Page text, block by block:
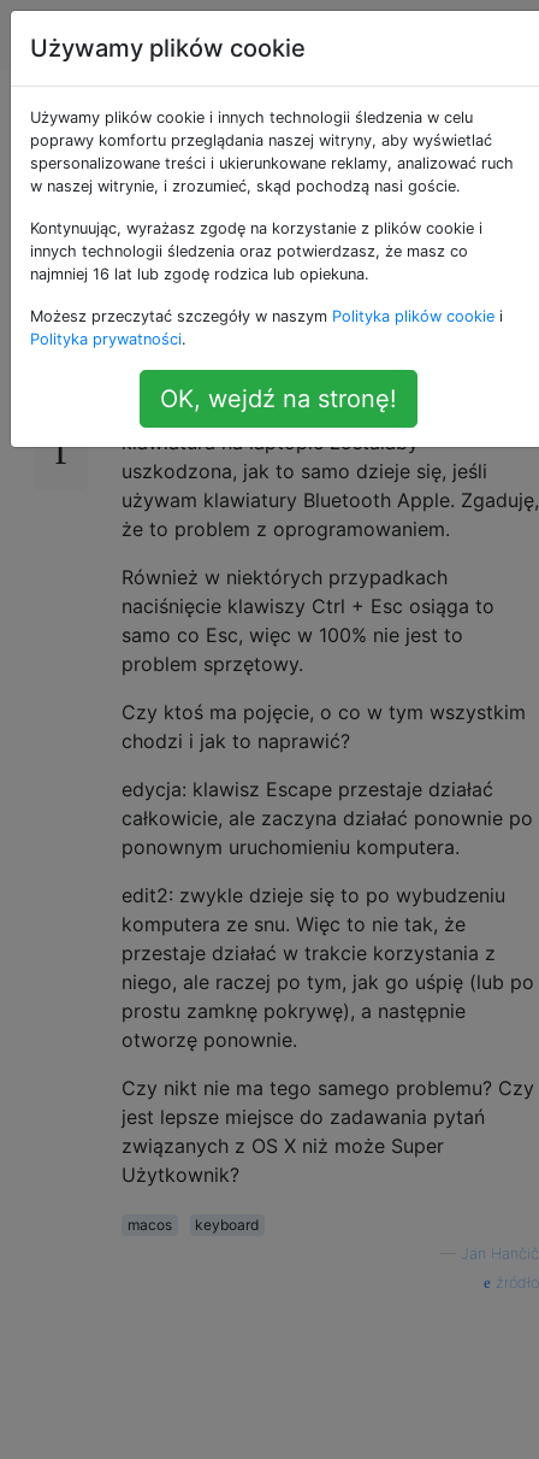
Apple Tagi
Klawisz esc OS X
przestaje działać
(losowo)
20
Mam MacBooka Air 2011 z systemem OS X
czasu aktualizacji mojego klawisza Escape
losowo przestaje działać. I nie jest tak, że
klawiatura na laptopie zostałaby
uszkodzona, jak to samo dzieje się, jeśli
używam klawiatury Bluetooth Apple. Zgaduję,
że to problem z oprogramowaniem.
Również w niektórych przypadkach
naciśnięcie klawiszy Ctrl + Esc osiąga to
samo co Esc, więc w 100% nie jest to
problem sprzętowy.
Czy ktoś ma pojęcie, o co w tym wszystkim
chodzi i jak to naprawić?
edycja: klawisz Escape przestaje działać
całkowicie, ale zaczyna działać ponownie po
ponownym uruchomieniu komputera.
edit2: zwykle dzieje się to po wybudzeniu
komputera ze snu. Więc to nie tak, że
przestaje działać w trakcie korzystania z
niego, ale raczej po tym, jak go uśpię (lub po
prostu zamknę pokrywę), a następnie
otworzę ponownie.
Czy nikt nie ma tego samego problemu? Czy
jest lepsze miejsce do zadawania pytań
związanych z OS X niż może Super
Użytkownik?
macos
keyboard
Jan Hančič
źródło
Używamy plików cookie
Używamy plików cookie i innych technologii śledzenia w celu
poprawy komfortu przeglądania naszej witryny, aby wyświetlać
spersonalizowane treści i ukierunkowane reklamy, analizować ruch
w naszej witrynie, i zrozumieć, skąd pochodzą nasi goście.
Kontynuując, wyrażasz zgodę na korzystanie z plików cookie i
innych technologii śledzenia oraz potwierdzasz, że masz co
najmniej 16 lat lub zgodę rodzica lub opiekuna.
Możesz przeczytać szczegóły w naszym Polityka plików cookie i
Polityka prywatności.
OK, wejdź na stronę!